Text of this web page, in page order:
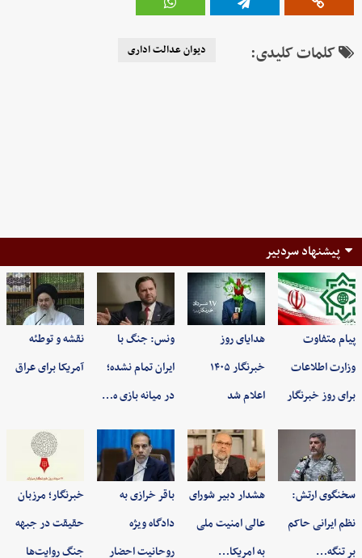
کلمات کلیدی: دیوان عدالت اداری
پیشنهاد سردبیر
پیام متفاوت
وزارت اطلاعات
برای روز خبرنگار
هدایای روز
خبرنگار ۱۴۰۵
اعلام شد
ونس: جنگ با
ایران تمام نشده؛
در میانه بازی ه…
نقشه و توطئه
آمریکا برای عراق
سخنگوی ارتش:
نظم ایرانی حاکم
بر تنگه…
هشدار دبیر شورای
عالی امنیت ملی
به امریکا…
باقر خرازی به
دادگاه ویژه
روحانیت احضار
خبرنگار؛ مرزبان
حقیقت در جبهه
جنگ روایت‌ها